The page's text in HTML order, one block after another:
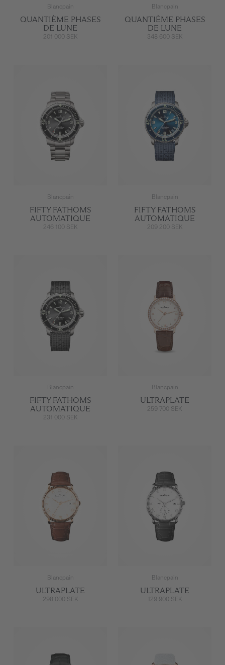
Blancpain
QUANTIÈME PHASES
DE LUNE
201 000 SEK
Blancpain
QUANTIÈME PHASES
DE LUNE
348 600 SEK
Blancpain
FIFTY FATHOMS
AUTOMATIQUE
246 100 SEK
Blancpain
FIFTY FATHOMS
AUTOMATIQUE
209 200 SEK
Blancpain
FIFTY FATHOMS
AUTOMATIQUE
231 000 SEK
Blancpain
ULTRAPLATE
259 700 SEK
Blancpain
ULTRAPLATE
298 000 SEK
Blancpain
ULTRAPLATE
129 900 SEK